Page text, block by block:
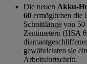
Die neuen Akku-
60 ermöglichen die
Schnittlänge von
Zentimetern (HSA
gewährleisten sie
Arbeitsfortschritt.